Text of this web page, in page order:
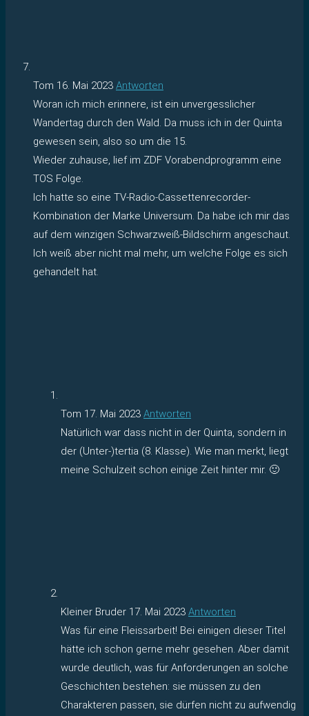
Tom 16. Mai 2023 Antworten
Woran ich mich erinnere, ist ein unvergesslicher
Wandertag durch den Wald. Da muss ich in der Quinta
gewesen sein, also so um die 15.
Wieder zuhause, lief im ZDF Vorabendprogramm eine
TOS Folge.
Ich hatte so eine TV-Radio-Cassettenrecorder-
Kombination der Marke Universum. Da habe ich mir das
auf dem winzigen Schwarzweiß-Bildschirm angeschaut.
Ich weiß aber nicht mal mehr, um welche Folge es sich
gehandelt hat.
Tom 17. Mai 2023 Antworten
Natürlich war dass nicht in der Quinta, sondern in
der (Unter-)tertia (8. Klasse). Wie man merkt, liegt
meine Schulzeit schon einige Zeit hinter mir. 🙂
Kleiner Bruder 17. Mai 2023 Antworten
Was für eine Fleissarbeit! Bei einigen dieser Titel
hätte ich schon gerne mehr gesehen. Aber damit
wurde deutlich, was für Anforderungen an solche
Geschichten bestehen: sie müssen zu den
Charakteren passen, sie dürfen nicht zu aufwendig